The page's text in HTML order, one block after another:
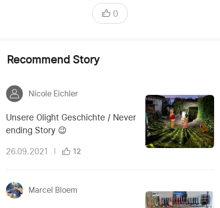
0
Recommend Story
Nicole Eichler
Unsere Olight Geschichte / Never
ending Story 😉
26.09.2021 | 12
Marcel Bloem